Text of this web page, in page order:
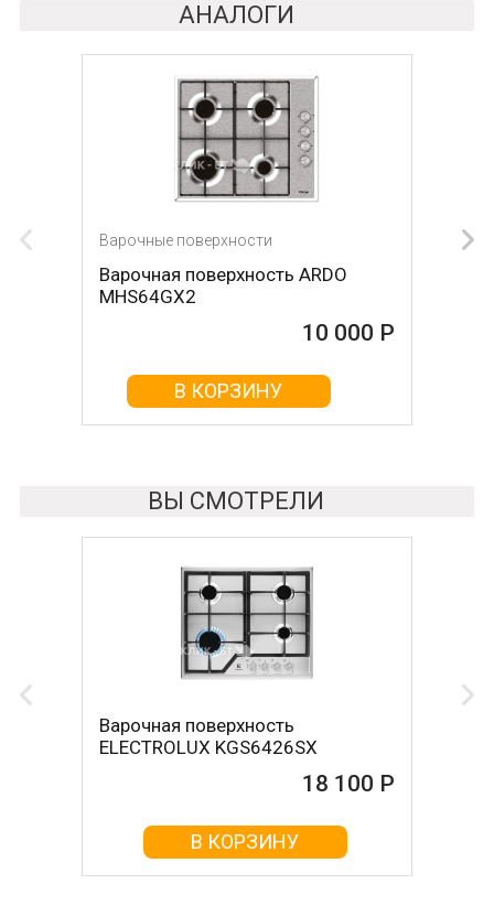
АНАЛОГИ
Варочные поверхности
Варочная поверхность ARDO
MHS64GX2
10 000 Р
В КОРЗИНУ
Варочные поверхности
Варочная поверхность KRONA
Hagel 60 WH W
10 000 Р
В КОРЗИНУ
ВЫ СМОТРЕЛИ
Варочная поверхность
ELECTROLUX KGS6426SX
18 100 Р
В КОРЗИНУ